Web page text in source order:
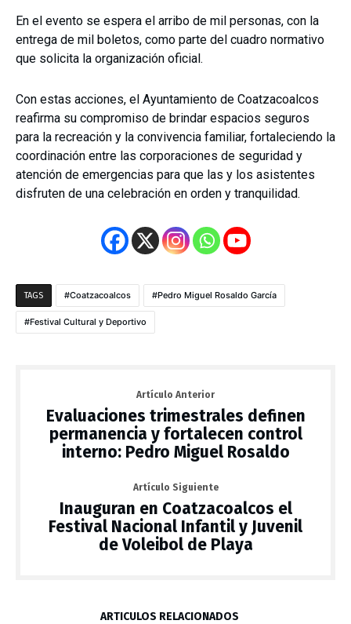
En el evento se espera el arribo de mil personas, con la
entrega de mil boletos, como parte del cuadro normativo
que solicita la organización oficial.
Con estas acciones, el Ayuntamiento de Coatzacoalcos
reafirma su compromiso de brindar espacios seguros
para la recreación y la convivencia familiar, fortaleciendo la
coordinación entre las corporaciones de seguridad y
atención de emergencias para que las y los asistentes
disfruten de una celebración en orden y tranquilidad.
TAGS Coatzacoalcos Pedro Miguel Rosaldo García
Festival Cultural y Deportivo
Artículo Anterior
Evaluaciones trimestrales definen
permanencia y fortalecen control
interno: Pedro Miguel Rosaldo
Artículo Siguiente
Inauguran en Coatzacoalcos el
Festival Nacional Infantil y Juvenil
de Voleibol de Playa
ARTÍCULOS RELACIONADOS